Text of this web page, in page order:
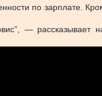
по зарплате.
— рассказывает